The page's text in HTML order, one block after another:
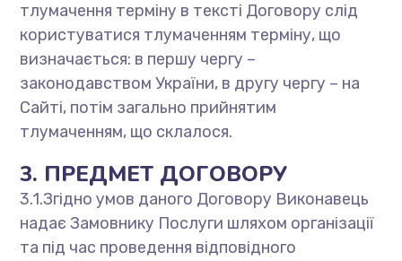
тлумачення терміну в тексті Договору слід
користуватися тлумаченням терміну, що
визначається: в першу чергу –
законодавством України, в другу чергу – на
Сайті, потім загально прийнятим
тлумаченням, що склалося.
3. ПРЕДМЕТ ДОГОВОРУ
3.1.Згідно умов даного Договору Виконавець
надає Замовнику Послуги шляхом організації
та під час проведення відповідного